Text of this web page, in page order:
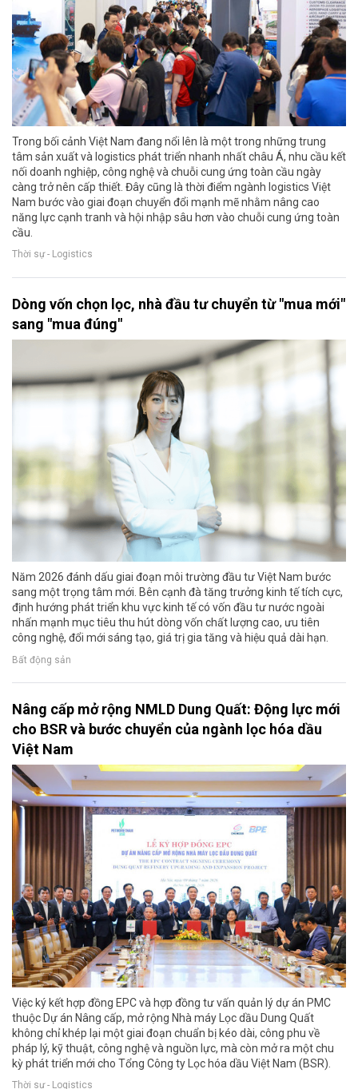
Trong bối cảnh Việt Nam đang nổi lên là một trong những trung
tâm sản xuất và logistics phát triển nhanh nhất châu Á, nhu cầu kết
nối doanh nghiệp, công nghệ và chuỗi cung ứng toàn cầu ngày
càng trở nên cấp thiết. Đây cũng là thời điểm ngành logistics Việt
Nam bước vào giai đoạn chuyển đổi mạnh mẽ nhằm nâng cao
năng lực cạnh tranh và hội nhập sâu hơn vào chuỗi cung ứng toàn
cầu.
Thời sự - Logistics
Dòng vốn chọn lọc, nhà đầu tư chuyển từ "mua mới"
sang "mua đúng"
Năm 2026 đánh dấu giai đoạn môi trường đầu tư Việt Nam bước
sang một trọng tâm mới. Bên cạnh đà tăng trưởng kinh tế tích cực,
định hướng phát triển khu vực kinh tế có vốn đầu tư nước ngoài
nhấn mạnh mục tiêu thu hút dòng vốn chất lượng cao, ưu tiên
công nghệ, đổi mới sáng tạo, giá trị gia tăng và hiệu quả dài hạn.
Bất động sản
Nâng cấp mở rộng NMLD Dung Quất: Động lực mới
cho BSR và bước chuyển của ngành lọc hóa dầu
Việt Nam
Việc ký kết hợp đồng EPC và hợp đồng tư vấn quản lý dự án PMC
thuộc Dự án Nâng cấp, mở rộng Nhà máy Lọc dầu Dung Quất
không chỉ khép lại một giai đoạn chuẩn bị kéo dài, công phu về
pháp lý, kỹ thuật, công nghệ và nguồn lực, mà còn mở ra một chu
kỳ phát triển mới cho Tổng Công ty Lọc hóa dầu Việt Nam (BSR).
Thời sự - Logistics